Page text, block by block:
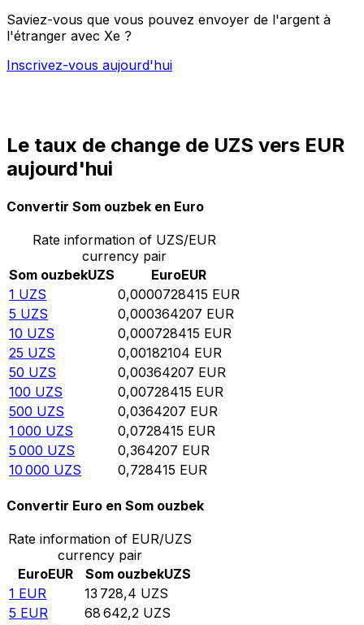
Saviez-vous que vous pouvez envoyer de l'argent à
l'étranger avec Xe ?
Inscrivez-vous aujourd'hui
Le taux de change de UZS vers EUR
aujourd'hui
Convertir Som ouzbek en Euro
Rate information of UZS/EUR
currency pair
Som ouzbekUZS EuroEUR
1 UZS 0,0000728415 EUR
5 UZS 0,000364207 EUR
10 UZS 0,000728415 EUR
25 UZS 0,00182104 EUR
50 UZS 0,00364207 EUR
100 UZS 0,00728415 EUR
500 UZS 0,0364207 EUR
1 000 UZS 0,0728415 EUR
5 000 UZS 0,364207 EUR
10 000 UZS 0,728415 EUR
Convertir Euro en Som ouzbek
Rate information of EUR/UZS
currency pair
EuroEUR Som ouzbekUZS
1 EUR 13 728,4 UZS
5 EUR 68 642,2 UZS